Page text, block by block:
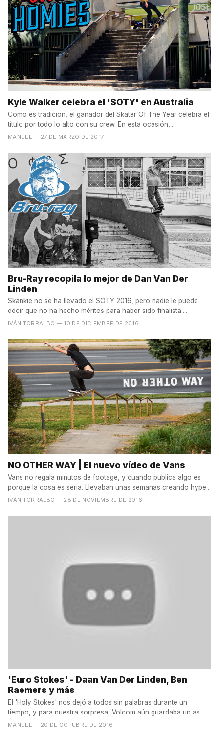
Kyle Walker celebra el 'SOTY' en Australia
Como es tradición, el ganador del Skater Of The Year celebra el
título por todo lo alto con su crew. En esta ocasión,...
MANUEL — 27 DE MARZO DE 2017
Bru-Ray recopila lo mejor de Dan Van Der
Linden
Skankie no se ha llevado el SOTY 2016, pero nadie le puede
decir que no ha hecho méritos para haber sido finalista....
IVÁN TORRALBO — 10 DE DICIEMBRE DE 2016
NO OTHER WAY | El nuevo vídeo de Vans
Vans no regala minutos de footage, y cuando publica algo es
porque la cosa es seria. Llevaban unas semanas creando hype...
IVÁN TORRALBO — 28 DE NOVIEMBRE DE 2016
'Euro Stokes' - Daan Van Der Linden, Ben
Raemers y más
El 'Holy Stokes' nos dejó a todos sin palabras durante un
tiempo, y para nuestra sorpresa, Volcom aún guardaba un as
en...
MANUEL — 20 DE OCTUBRE DE 2016